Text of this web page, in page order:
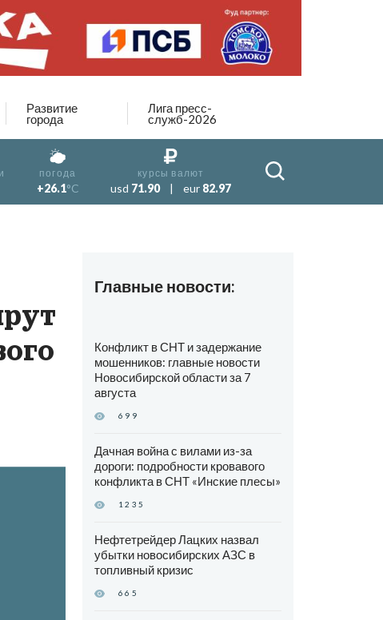
Развитие
города
Лига пресс-
служб-2026
погода
+26.1°C
курсы валют
usd 71.90 | eur 82.97
Главные новости:
Конфликт в СНТ и задержание
мошенников: главные новости
Новосибирской области за 7
августа
699
Дачная война с вилами из-за
дороги: подробности кровавого
конфликта в СНТ «Инские плесы»
1235
Нефтетрейдер Лацких назвал
убытки новосибирских АЗС в
топливный кризис
665